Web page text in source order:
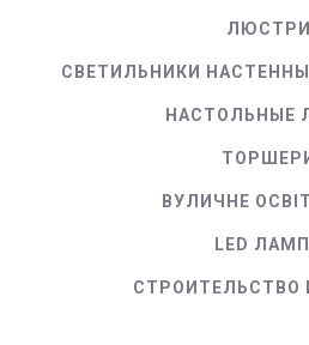
ЛЮСТРИ
СВЕТИЛЬНИКИ
НАСТОЛЬНЫЕ
ВУЛИЧНЕ
LED
СТРОИТЕЛЬСТВО